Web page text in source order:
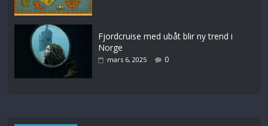
Fjordcruise med ubåt blir ny trend i
Norge
mars 6, 2025 0